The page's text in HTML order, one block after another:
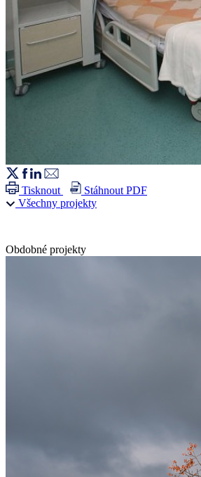
Tisknout
Stáhnout PDF
Všechny projekty
Obdobné projekty